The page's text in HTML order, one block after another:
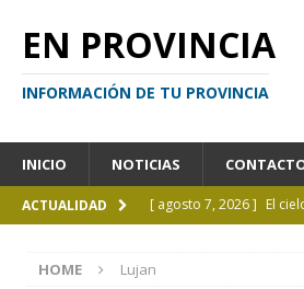
EN PROVINCIA
INFORMACIÓN DE TU PROVINCIA
INICIO NOTICIAS
ACTUALIDAD [ agosto 7, 2026 ] El
[ agosto 6, 2026 ]
HOME Lujan